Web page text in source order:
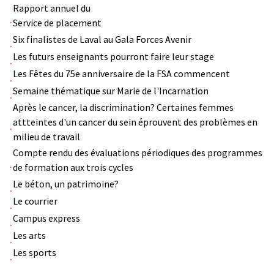
Rapport annuel du
Service de placement
Six finalistes de Laval au Gala Forces Avenir
Les futurs enseignants pourront faire leur stage
Les Fêtes du 75e anniversaire de la FSA commencent
Semaine thématique sur Marie de l'Incarnation
Après le cancer, la discrimination? Certaines femmes
attteintes d'un cancer du sein éprouvent des problèmes en
milieu de travail
Compte rendu des évaluations périodiques des programmes
de formation aux trois cycles
Le béton, un patrimoine?
Le courrier
Campus express
Les arts
Les sports